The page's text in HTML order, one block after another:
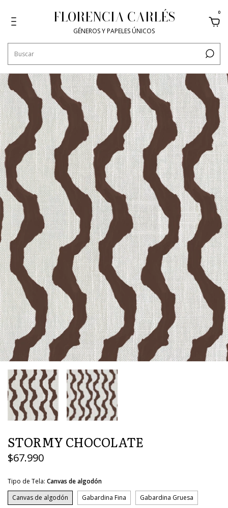
FLORENCIA CARLÉS
GÉNEROS Y PAPELES ÚNICOS
0
STORMY CHOCOLATE
$67.990
Tipo de Tela: Canvas de algodón
Canvas de algodón
Gabardina Fina Gabardina Gruesa